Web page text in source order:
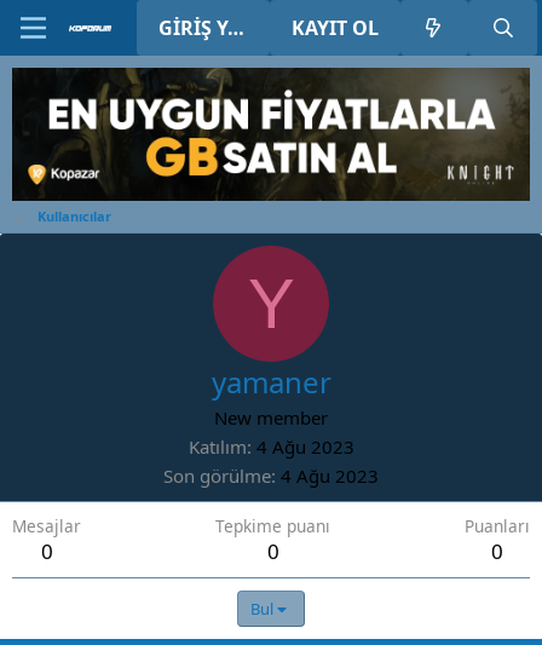
GIRIŞ YAP KAYIT OL
Kullanıcılar
Y
yamaner
New member
Katılım 4 Ağu 2023
Son görülme 4 Ağu 2023
Mesajlar
0
Tepkime puanı
0
Puanları
0
Bul